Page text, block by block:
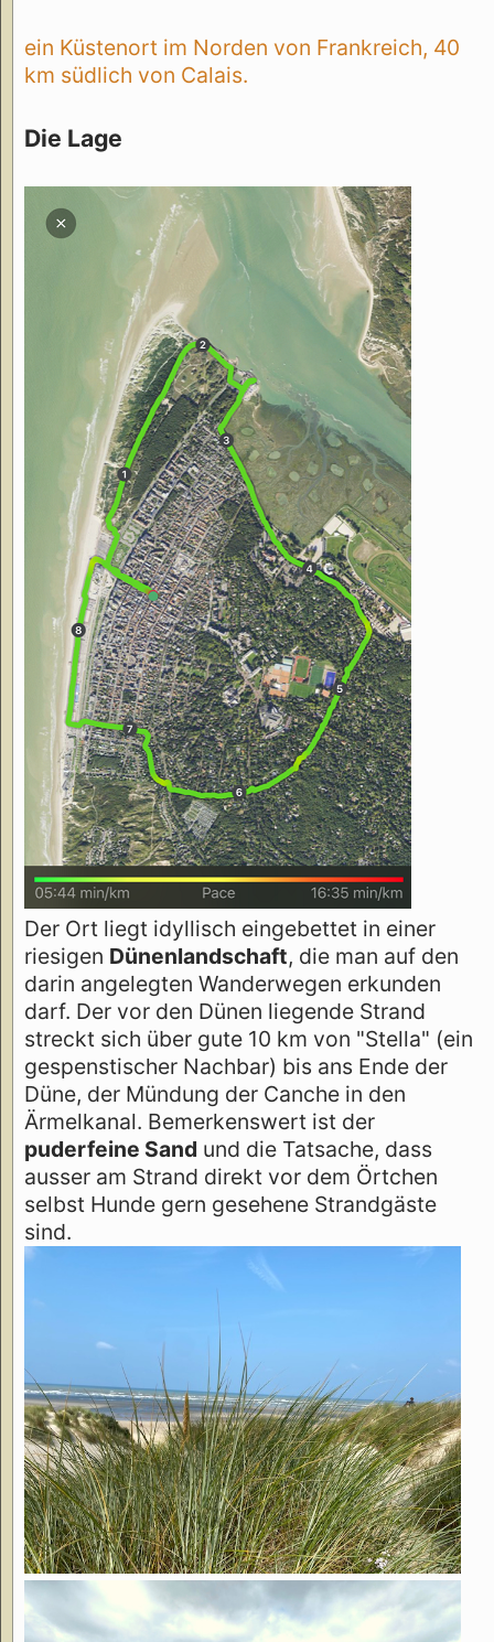
ein Küstenort im Norden von Frankreich, 40
km südlich von Calais.
Die Lage
Der Ort liegt idyllisch eingebettet in einer
riesigen Dünenlandschaft, die man auf den
darin angelegten Wanderwegen erkunden
darf. Der vor den Dünen liegende Strand
streckt sich über gute 10 km von "Stella" (ein
gespenstischer Nachbar) bis ans Ende der
Düne, der Mündung der Canche in den
Ärmelkanal. Bemerkenswert ist der
puderfeine Sand und die Tatsache, dass
ausser am Strand direkt vor dem Örtchen
selbst Hunde gern gesehene Strandgäste
sind.